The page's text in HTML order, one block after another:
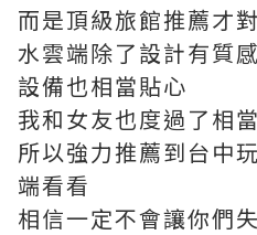
而是頂級旅館推薦才對
水雲端除了設計有質感
設備也相當貼心
我和女友也度過了相
所以強力推薦到台中
端看看
相信一定不會讓你們